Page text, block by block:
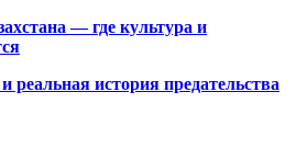
— где культура и
реальная история предательства